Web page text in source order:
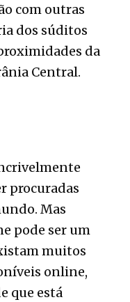
com outras
dos súditos
da
Central.
procuradas
Mas
pode ser um
muitos
online,
que está